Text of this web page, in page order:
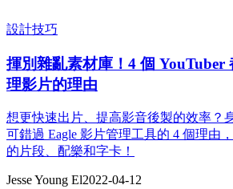
設計技巧
揮別雜亂素材庫！4 個 YouTuber
理影片的理由
想更快速出片、提高影音後製的效率？
可錯過 Eagle 影片管理工具的 4 個理由
的片段、配樂和字卡！
Jesse Young El2022-04-12